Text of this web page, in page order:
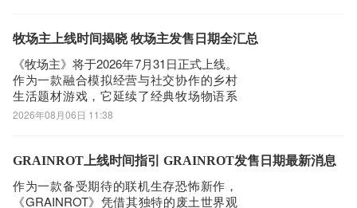
体验，因此了解当前版本的职业梯队分
游戏目标的角色
牧场主上线时间揭晓 牧场主发售日期全汇总
《牧场主》将于2026年7月31日正式上线。
作为一款融合模拟经营与社交协作的乡村
生活题材游戏，它延续了经典牧场物语系
列的核心体验，同时在玩法深度与多人互
局、协同种植作物、饲养牲畜、建造设
于自
2026年08月06日 11:38
GRAINROT上线时间指引 GRAINROT发售日期最新消息
作为一款备受期待的联机生存恐怖新作，
《GRAINROT》凭借其独特的废土世界观